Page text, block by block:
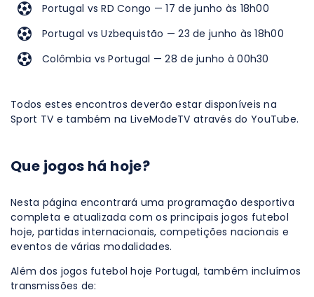
Portugal vs RD Congo — 17 de junho às 18h00
Portugal vs Uzbequistão — 23 de junho às 18h00
Colômbia vs Portugal — 28 de junho à 00h30
Todos estes encontros deverão estar disponíveis na
Sport TV e também na LiveModeTV através do YouTube.
Que jogos há hoje?
Nesta página encontrará uma programação desportiva
completa e atualizada com os principais jogos futebol
hoje, partidas internacionais, competições nacionais e
eventos de várias modalidades.
Além dos jogos futebol hoje Portugal, também incluímos
transmissões de: